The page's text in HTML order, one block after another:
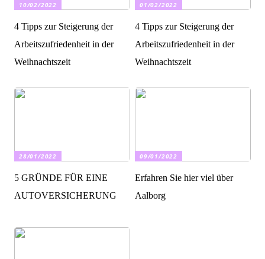
10/02/2022
4 Tipps zur Steigerung der
Arbeitszufriedenheit in der
Weihnachtszeit
01/02/2022
4 Tipps zur Steigerung der
Arbeitszufriedenheit in der
Weihnachtszeit
28/01/2022
5 GRÜNDE FÜR EINE
AUTOVERSICHERUNG
09/01/2022
Erfahren Sie hier viel über
Aalborg